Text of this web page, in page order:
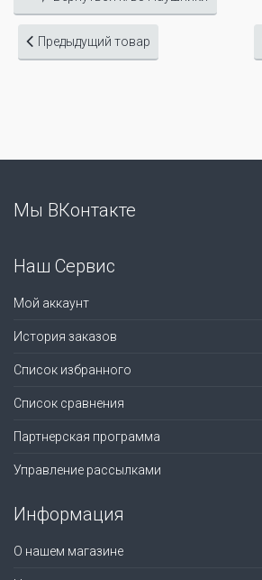
Предыдущий товар
Мы ВКонтакте
Наш Сервис
Мой аккаунт
История заказов
Список избранного
Список сравнения
Партнерская программа
Управление рассылками
Информация
О нашем магазине